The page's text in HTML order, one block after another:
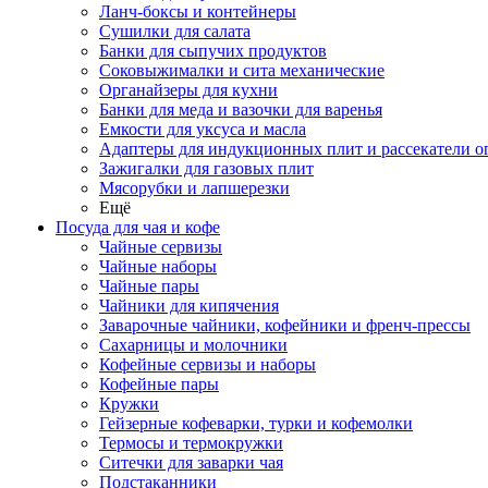
Ланч-боксы и контейнеры
Сушилки для салата
Банки для сыпучих продуктов
Соковыжималки и сита механические
Органайзеры для кухни
Банки для меда и вазочки для варенья
Емкости для уксуса и масла
Адаптеры для индукционных плит и рассекатели
Зажигалки для газовых плит
Мясорубки и лапшерезки
Ещё
Посуда для чая и кофе
Чайные сервизы
Чайные наборы
Чайные пары
Чайники для кипячения
Заварочные чайники, кофейники и френч-прессы
Сахарницы и молочники
Кофейные сервизы и наборы
Кофейные пары
Кружки
Гейзерные кофеварки, турки и кофемолки
Термосы и термокружки
Ситечки для заварки чая
Подстаканники